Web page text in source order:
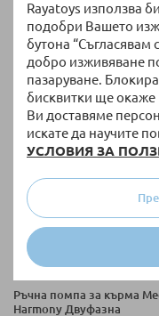
Rayatoys използва
подобри Вашето
бутона
добро изживяване
пазаруване.
бисквитки ще окаже
Ви доставяме
искате да научите
УСЛОВИЯ ЗА
Електрическа двойна
за кърма Medela Swing
Двуфазна
280,70 €
Ръчна помпа за кърма
Harmony Двуфазна